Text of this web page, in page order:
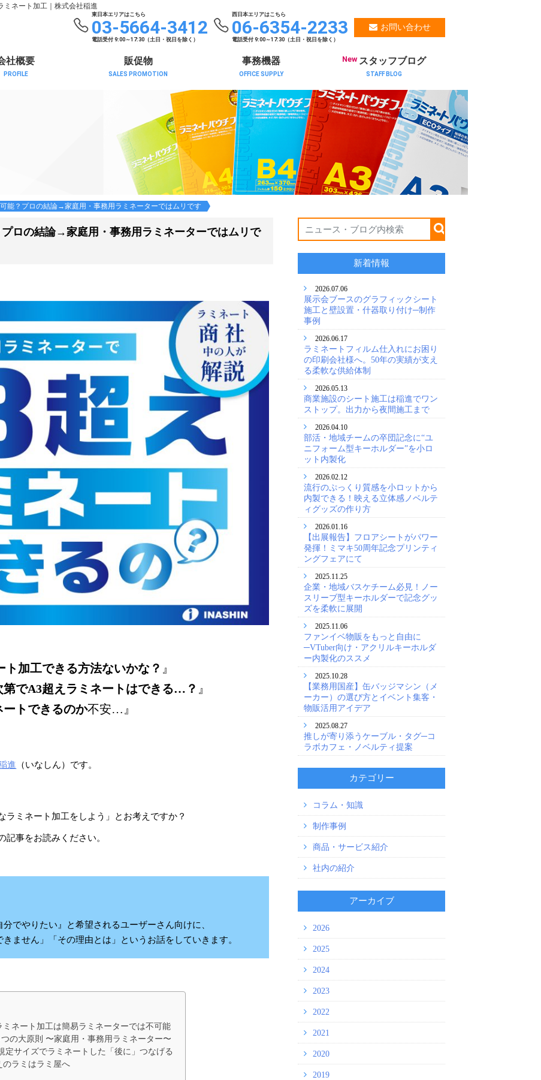
ミネート加工 ｜株式会社稲進
お問い合わせ
西日本エリアはこちら
06-6354-2233
電話受付 9:00～17:30（土日・祝日を除く）
東日本エリアはこちら
03-5664-3412
電話受付 9:00～17:30（土日・祝日を除く）
社概要
PROFILE
販促物
SALES PROMOTION
事務機器
OFFICE SUPPLY
New スタッフブログ
STAFF BLOG
能？プロの結論→家庭用・事務用ラミネーターではムリです
ロの結論→家庭用・事務用ラミネーターではムリで
加工できる方法ないかな？ 』
でA3超えラミネートはできる…？ 』
トできるのか不安…』
進 （いなしん）です。
ラミネート加工をしよう」とお考えですか？
記事をお読みください。
でやりたい』と希望されるユーザーさん向けに、
ません」「その理由とは」というお話をしていきます。
ミネート加工は簡易ラミネーターでは不可能
の大原則 〜家庭用・事務用ラミネーター〜
定サイズでラミネートした「後に」つなげる
のラミはラミ屋へ
新着情報
2026.07.06
展示会ブースのグラフィックシート
施工と壁設置・什器取り付け─制作
事例
2026.06.17
ラミネートフィルム仕入れにお困り
の印刷会社様へ。50年の実績が支え
る柔軟な供給体制
2026.05.13
商業施設のシート施工は稲進でワン
ストップ。出力から夜間施工まで
2026.04.10
部活・地域チームの卒団記念に“ユ
ニフォーム型キーホルダー”を小ロ
ット内製化
2026.02.12
流行のぷっくり質感を小ロットから
内製できる！映える立体感ノベルテ
ィグッズの作り方
2026.01.16
【出展報告】フロアシートがパワー
発揮！ミマキ50周年記念プリンティ
ングフェアにて
2025.11.25
企業・地域バスケチーム必見！ノー
スリーブ型キーホルダーで記念グッ
ズを柔軟に展開
2025.11.06
ファンイベ物販をもっと自由に
─VTuber向け・アクリルキーホルダ
ー内製化のススメ
2025.10.28
【業務用国産】缶バッジマシン（メ
ーカー）の選び方とイベント集客・
物販活用アイデア
2025.08.27
推しが寄り添うケーブル・タグ─コ
ラボカフェ・ノベルティ提案
カテゴリー
コラム・知識
制作事例
商品・サービス紹介
社内の紹介
アーカイブ
2026
2025
2024
2023
2022
2021
2020
2019